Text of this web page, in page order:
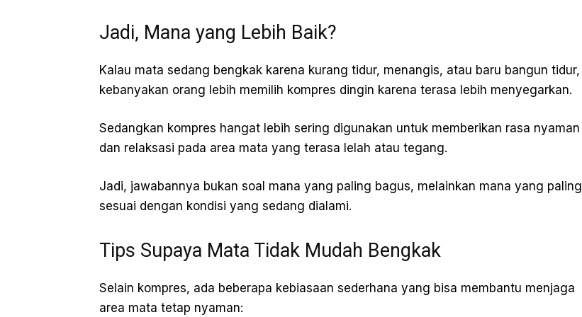
Jadi, Mana yang Lebih Baik?
Kalau mata sedang bengkak karena kurang tidur, menangis, atau baru bangun tidur,
kebanyakan orang lebih memilih kompres dingin karena terasa lebih menyegarkan.
Sedangkan kompres hangat lebih sering digunakan untuk memberikan rasa nyaman
dan relaksasi pada area mata yang terasa lelah atau tegang.
Jadi, jawabannya bukan soal mana yang paling bagus, melainkan mana yang paling
sesuai dengan kondisi yang sedang dialami.
Tips Supaya Mata Tidak Mudah Bengkak
Selain kompres, ada beberapa kebiasaan sederhana yang bisa membantu menjaga
area mata tetap nyaman: